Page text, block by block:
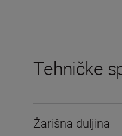
Tehničke
Žarišna duljina